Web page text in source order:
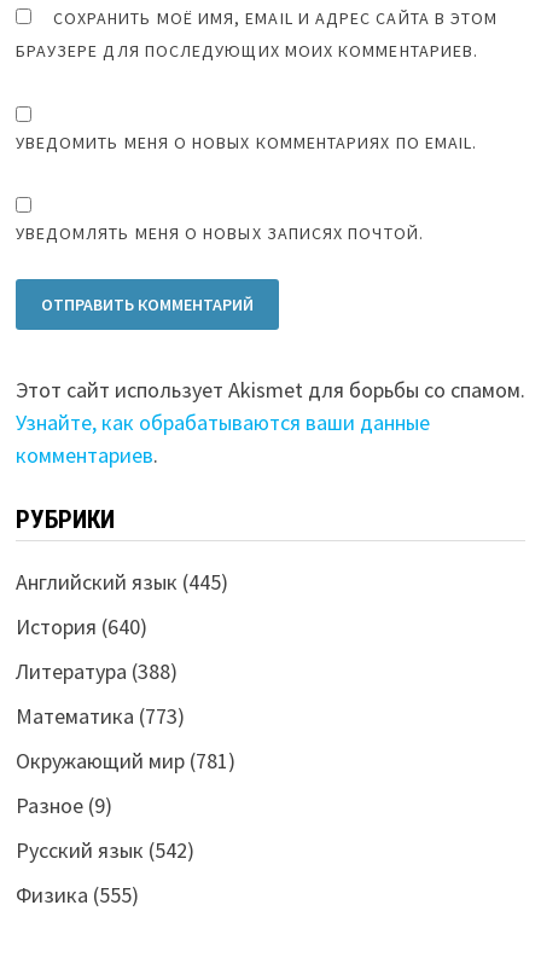
СОХРАНИТЬ МОЁ ИМЯ, EMAIL И АДРЕС САЙТА В ЭТОМ
БРАУЗЕРЕ ДЛЯ ПОСЛЕДУЮЩИХ МОИХ КОММЕНТАРИЕВ.
УВЕДОМИТЬ МЕНЯ О НОВЫХ КОММЕНТАРИЯХ ПО EMAIL.
УВЕДОМЛЯТЬ МЕНЯ О НОВЫХ ЗАПИСЯХ ПОЧТОЙ.
Этот сайт использует Akismet для борьбы со спамом.
Узнайте, как обрабатываются ваши данные
комментариев.
РУБРИКИ
Английский язык (445)
История (640)
Литература (388)
Математика (773)
Окружающий мир(781)
Разное(9)
Русский язык (542)
Физика (555)